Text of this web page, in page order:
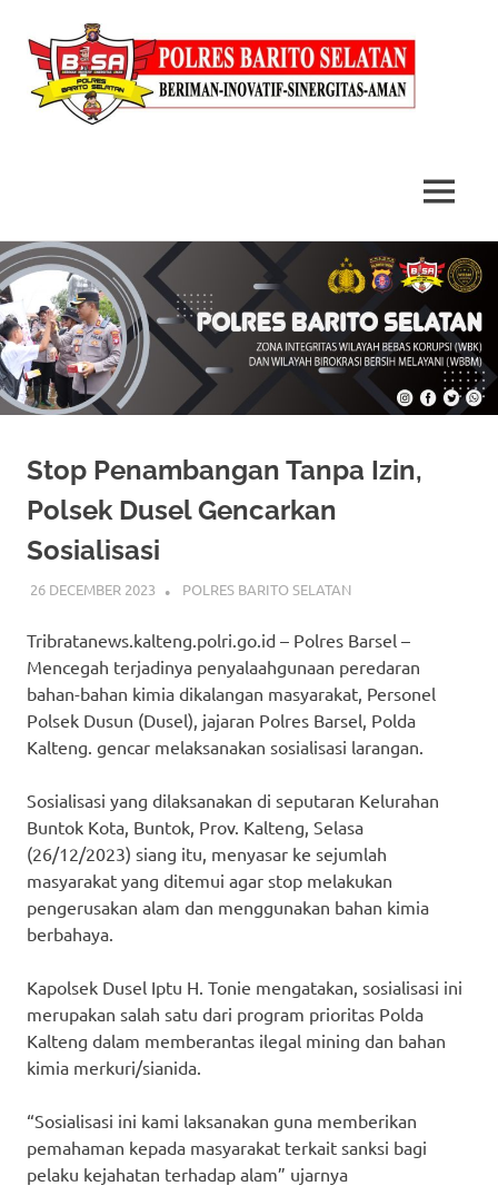
Skip
to
content
MENU
Stop Penambangan Tanpa Izin,
Polsek Dusel Gencarkan
Sosialisasi
26 DECEMBER 2023 ADMIN_POLRESBARSEL
POLRES BARITO SELATAN
Tribratanews.kalteng.polri.go.id – Polres Barsel –
Mencegah terjadinya penyalaahgunaan peredaran
bahan-bahan kimia dikalangan masyarakat, Personel
Polsek Dusun (Dusel), jajaran Polres Barsel, Polda
Kalteng. gencar melaksanakan sosialisasi larangan.
Sosialisasi yang dilaksanakan di seputaran Kelurahan
Buntok Kota, Buntok, Prov. Kalteng, Selasa
(26/12/2023) siang itu, menyasar ke sejumlah
masyarakat yang ditemui agar stop melakukan
pengerusakan alam dan menggunakan bahan kimia
berbahaya.
Kapolsek Dusel Iptu H. Tonie mengatakan, sosialisasi ini
merupakan salah satu dari program prioritas Polda
Kalteng dalam memberantas ilegal mining dan bahan
kimia merkuri/sianida.
“Sosialisasi ini kami laksanakan guna memberikan
pemahaman kepada masyarakat terkait sanksi bagi
pelaku kejahatan terhadap alam” ujarnya